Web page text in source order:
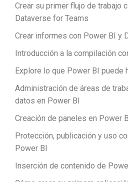
Crear su primer flujo de trabajo
Dataverse for Teams
Crear informes con Power BI y
Introducción a la compilación
Explore lo que Power BI puede
Administración de áreas de
datos en Power BI
Creación de paneles en Power
Protección, publicación y uso
Power BI
Inserción de contenido de